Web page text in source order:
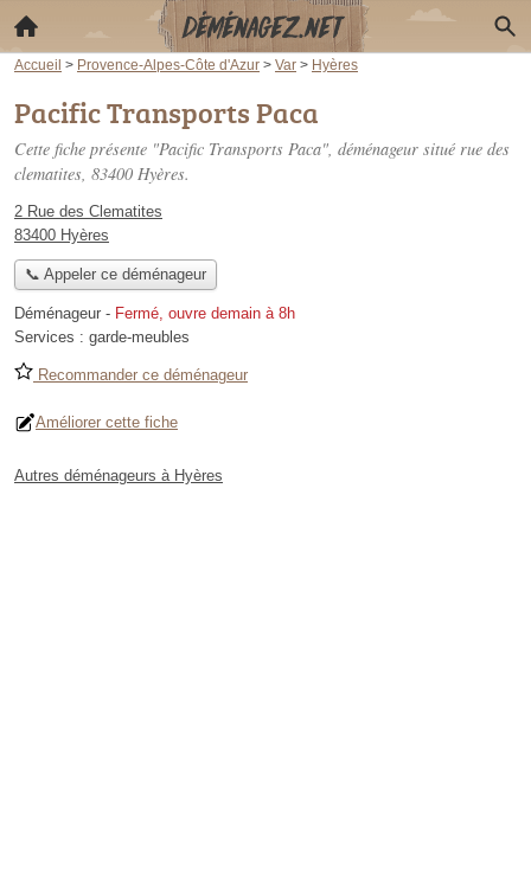
Accueil > Provence-Alpes-Côte d'Azur > Var > Hyères
Pacific Transports Paca
Cette fiche présente "Pacific Transports Paca", déménageur situé rue des
clematites, 83400 Hyères.
2 Rue des Clematites
83400 Hyères
📞 Appeler ce déménageur
Déménageur - Fermé, ouvre demain à 8h
Services : garde-meubles
Recommander ce déménageur
Améliorer cette fiche
Autres déménageurs à Hyères